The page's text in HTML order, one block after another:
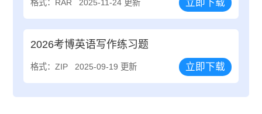
格式：RAR 2025-11-24 更新 立即下载
2026考博英语写作练习题
格式：ZIP 2025-09-19 更新 立即下载